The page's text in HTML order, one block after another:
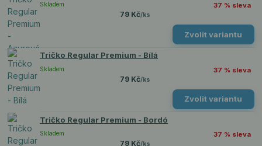
37 % sleva
79 Kč/ks
Skladem
Zvolit variantu
Tričko Regular Premium - Bílá
37 % sleva
79 Kč/ks
Skladem
Zvolit variantu
Tričko Regular Premium - Bordó
37 % sleva
79 Kč/ks
Skladem